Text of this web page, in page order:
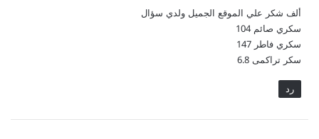
ل
ألف شكر علي الموقع الجميل ولدي سؤال
سكري صائم 104
سكري فاطر 147
سكر تراكمى 6.8
رد